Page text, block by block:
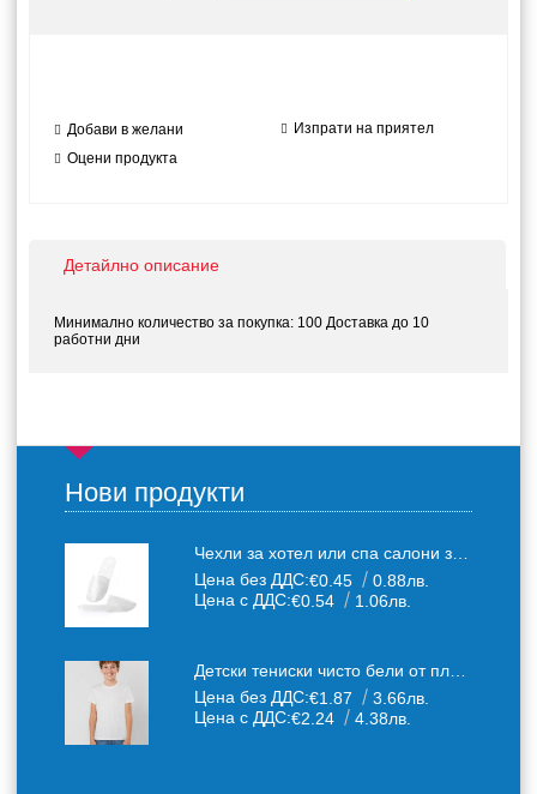
Добави в желани
Изпрати на приятел
Оцени продукта
Детайлно описание
Минимално количество за покупка: 100 Доставка до 10
работни дни
Нови продукти
Цена без ДДС:€0.45
0.88лв.
Цена с ДДС:€0.54 1.06лв.
Цена без ДДС:€1.87
3.66лв.
Цена с ДДС:€2.24 4.38лв.